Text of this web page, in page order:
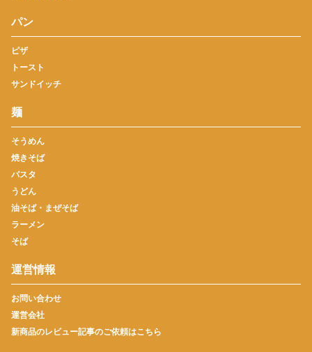
パン
ピザ
トースト
サンドイッチ
麺
そうめん
焼きそば
パスタ
うどん
油そば・まぜそば
ラーメン
そば
運営情報
お問い合わせ
運営会社
新商品のレビュー記事のご依頼はこちら